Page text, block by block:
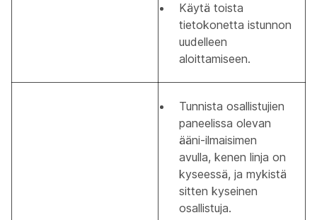
Käytä toista
tietokonetta istunnon
uudelleen
aloittamiseen.
Tunnista osallistujien
paneelissa olevan
ääni-ilmaisimen
avulla, kenen linja on
kyseessä, ja mykistä
sitten kyseinen
osallistuja.